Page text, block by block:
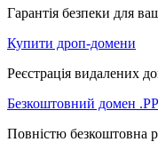
Гарантія безпеки для
Купити дроп-домени
Реєстрація видалених
Безкоштовний домен
Повністю безкоштовна